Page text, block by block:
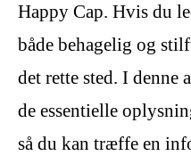
Happy Cap. Hvis du
både behagelig og
det rette sted. I
de essentielle
så du kan træffe en